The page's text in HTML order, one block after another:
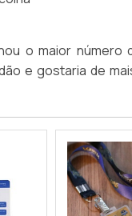
o maior número
e gostaria de